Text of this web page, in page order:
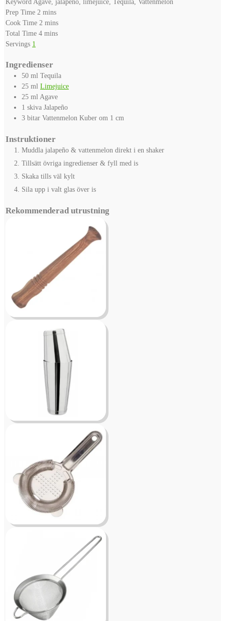
Prep Time 2 minutes
mins
Cook Time 2 minutes
mins
Total Time 4minutes
mins
Servings 1
Ingredienser
50 ml Tequila
25 ml Limejuice
25 mlAgave
1 skiva Jalapeño
3 bitar Vattenmelon Kuber om 1 cm
Instruktioner
Muddla jalapeño & vattenmelon direkt i en shaker
Tillsätt övriga ingredienser & fyll med is
Skaka tills väl kylt
Sila upp i valt glas över is
Rekommenderad utrustning